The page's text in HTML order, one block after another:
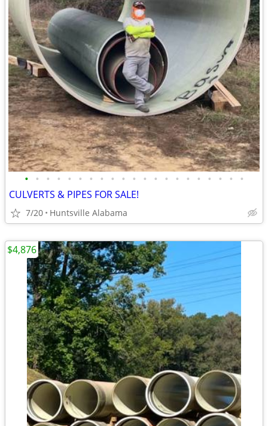
• • • • • • • • • • • • • • • • • • • • •
CULVERTS & PIPES FOR SALE!
7/20 Huntsville Alabama
$4,876